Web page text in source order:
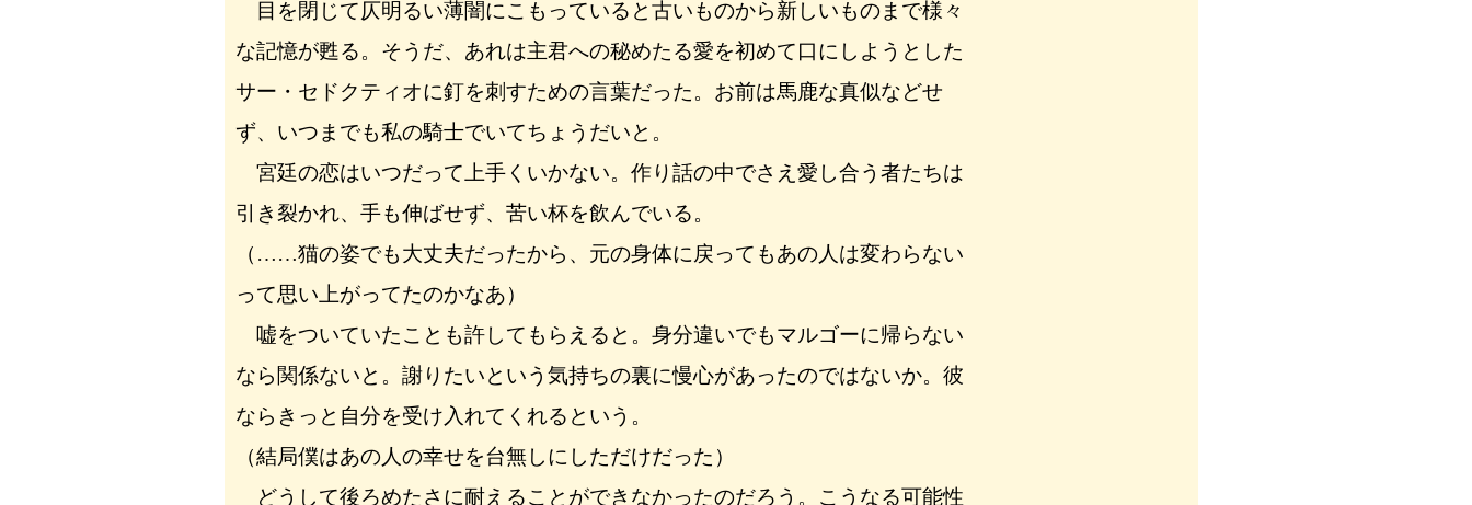
目を閉じて仄明るい薄闇にこもっていると古いものから新しいものまで様々
な記憶が甦る。そうだ、あれは主君への秘めたる愛を初めて口にしようとした
サー・セドクティオに釘を刺すための言葉だった。お前は馬鹿な真似などせ
ず、いつまでも私の騎士でいてちょうだいと。
宮廷の恋はいつだって上手くいかない。作り話の中でさえ愛し合う者たちは
引き裂かれ、手も伸ばせず、苦い杯を飲んでいる。
（……猫の姿でも大丈夫だったから、元の身体に戻ってもあの人は変わらない
って思い上がってたのかなあ）
嘘をついていたことも許してもらえると。身分違いでもマルゴーに帰らない
なら関係ないと。謝りたいという気持ちの裏に慢心があったのではないか。彼
ならきっと自分を受け入れてくれるという。
（結局僕はあの人の幸せを台無しにしただけだった）
どうして後ろめたさに耐えることができなかったのだろう。こうなる可能性